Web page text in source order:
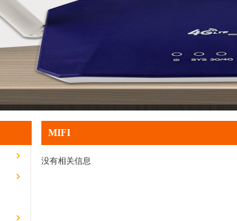
MIFI
没有相关信息